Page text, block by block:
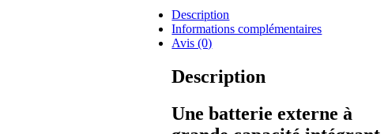
Description
Informations complémentaires
Avis (0)
Description
Une batterie externe à